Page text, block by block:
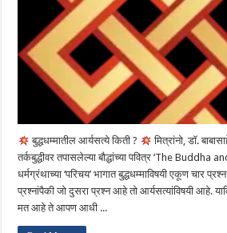
बुद्धधम्मातील आर्यसत्ये किती ?
मित्रांनो, डॉ.
तर्कबुद्धीवर तपासलेल्या बौद्धांच्या पवित्र ‘The Buddha
धर्मग्रंथाच्या ‘परिचय’ भागात बुद्धधम्माविषयी एकूण चार
प्रश्नांपैकी जो दुसरा प्रश्न आहे तो आर्यसत्यांविषयी आहे.
मत आहे ते आपण आधी ...